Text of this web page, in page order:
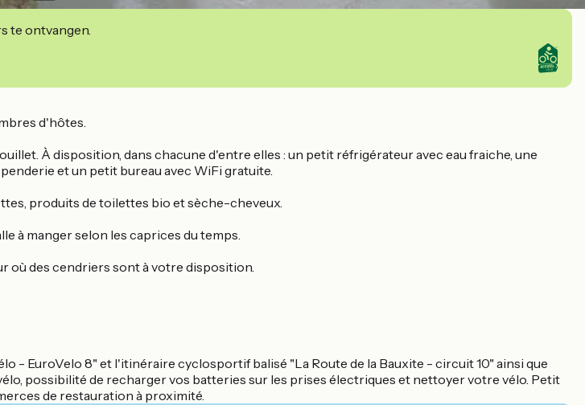
te ontvangen.
d'hôtes.
À disposition, dans chacune d'entre elles : un petit réfrigérateur avec eau fraiche, une
et un petit bureau avec WiFi gratuite.
produits de toilettes bio et sèche-cheveux.
à manger selon les caprices du temps.
où des cendriers sont à votre disposition.
- EuroVelo 8" et l'itinéraire cyclosportif balisé "La Route de la Bauxite - circuit 10" ainsi que
possibilité de recharger vos batteries sur les prises électriques et nettoyer votre vélo. Petit
de restauration à proximité.